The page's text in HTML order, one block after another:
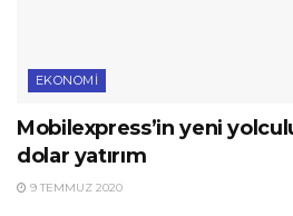
EKONOMI
Mobilexpress’in yeni
dolar yatırım
9 TEMMUZ 2020